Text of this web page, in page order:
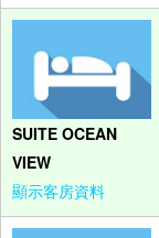
SUITE OCEAN
VIEW
顯示客房資料